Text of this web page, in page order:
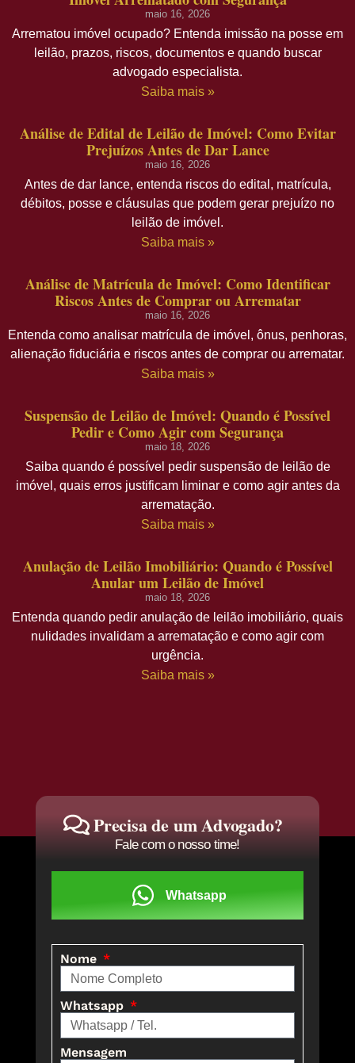
maio 16, 2026
Arrematou imóvel ocupado? Entenda imissão na posse em
leilão, prazos, riscos, documentos e quando buscar
advogado especialista.
Saiba mais »
Análise de Edital de Leilão de Imóvel: Como Evitar
Prejuízos Antes de Dar Lance
maio 16, 2026
Antes de dar lance, entenda riscos do edital, matrícula,
débitos, posse e cláusulas que podem gerar prejuízo no
leilão de imóvel.
Saiba mais »
Análise de Matrícula de Imóvel: Como Identificar
Riscos Antes de Comprar ou Arrematar
maio 16, 2026
Entenda como analisar matrícula de imóvel, ônus, penhoras,
alienação fiduciária e riscos antes de comprar ou arrematar.
Saiba mais »
Suspensão de Leilão de Imóvel: Quando é Possível
Pedir e Como Agir com Segurança
maio 18, 2026
Saiba quando é possível pedir suspensão de leilão de
imóvel, quais erros justificam liminar e como agir antes da
arrematação.
Saiba mais »
Anulação de Leilão Imobiliário: Quando é Possível
Anular um Leilão de Imóvel
maio 18, 2026
Entenda quando pedir anulação de leilão imobiliário, quais
nulidades invalidam a arrematação e como agir com
urgência.
Saiba mais »
Precisa de um Advogado?
Fale com o nosso time!
Whatsapp
Nome
Whatsapp
Mensagem